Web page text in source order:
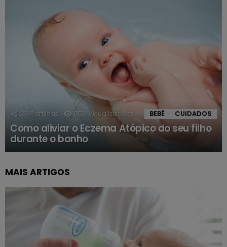
28 Partilhas 858 Visualizações BEBÉ CUIDADOS
Como aliviar o Eczema Atópico do seu filho
durante o banho
MAIS ARTIGOS